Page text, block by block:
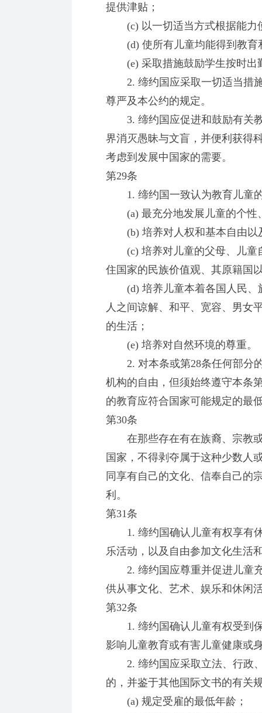
提供津贴；
(c) 以一切适当方式根据能力
(d) 使所有儿童均能得到教育
(e) 采取措施鼓励学生按时出
2. 缔约国应采取一切适当措施
尊严及本公约的规定。
3. 缔约国应促进和鼓励有关教
界消灭愚昧与文盲，并便利获得
考虑到发展中国家的需要。
第29条
1. 缔约国一致认为教育儿童
(a) 最充分地发展儿童的个性
(b) 培养对人权和基本自由以
(c) 培养对儿童的父母、儿童
住国家的民族价值观、其原籍国
(d) 培养儿童本着各国人民、
人之间谅解、和平、宽容、男女
的生活；
(e) 培养对自然环境的尊重。
2. 对本条或第28条任何部分的
机构的自由，但须始终遵守本条
的教育应符合国家可能规定的最
第30条
在那些存在有在族裔、宗教或
国家，不得剥夺属于这种少数人
同享有自己的文化、信奉自己的
利。
第31条
1. 缔约国确认儿童有权享有休
乐活动，以及自由参加文化生活
2. 缔约国应尊重并促进儿童充
供从事文化、艺术、娱乐和休闲
第32条
1. 缔约国确认儿童有权受到保
影响儿童教育或有害儿童健康或
2. 缔约国应采取立法、行政、
的，并鉴于其他国际文书的有关
(a) 规定受雇的最低年龄；